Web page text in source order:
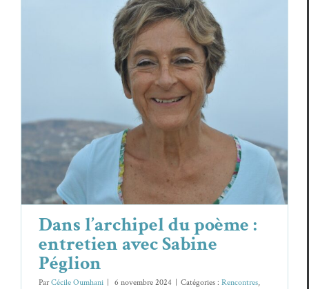
Dans l’archipel du poème : entretien
avec Sabine Péglion
Rencontres Sabine Péglion
Dans l’archipel du poème :
entretien avec Sabine
Péglion
ParCécile Oumhani 6 novembre 2024 Catégories : Rencontres,